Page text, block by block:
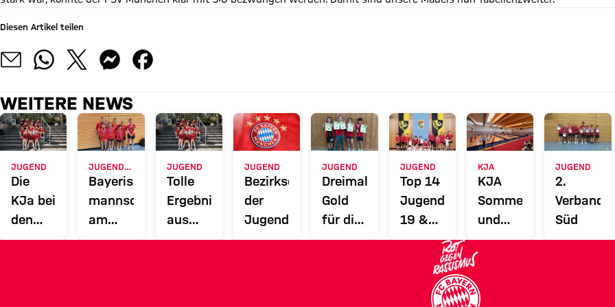
Diesen Artikel teilen
WEITERE NEWS
JUGEND
Die
KJa bei
den
25.Raffeissen
Bayerische
mannschaftsmeisterschaft
am
21.03
JUGEND
Tolle
Ergebnisse
aus
Esting
JUGEND
Bezirkseinzelmeisterschaften
der
Jugend
JUGEND
Dreimal
Gold
für die
KJa bei
Bezirkseinzelmeisterschaften
JUGEND
Top 14
Jugend
19 &
13 in
Arnstorf
KJA
KJA
Sommerfest
und
Eltern-
Kind-
2025
JUGEND
2.
Süd